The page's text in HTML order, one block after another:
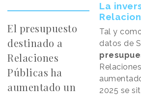
El presupuesto
destinado a
Relaciones
Públicas ha
aumentado un
La
Tal y
datos de
2025 se